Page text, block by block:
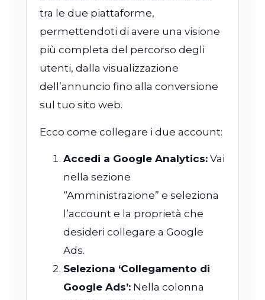
tra le due piattaforme,
permettendoti di avere una visione
più completa del percorso degli
utenti, dalla visualizzazione
dell’annuncio fino alla conversione
sul tuo sito web.
Ecco come collegare i due account:
Accedi a Google Analytics: Vai
nella sezione
“Amministrazione” e seleziona
l’account e la proprietà che
desideri collegare a Google
Ads.
Seleziona ‘Collegamento di
Google Ads’: Nella colonna